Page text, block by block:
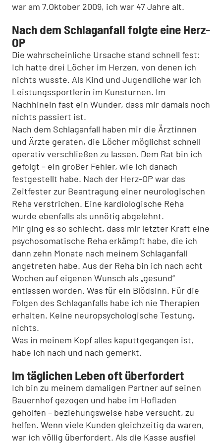
war am 7.Oktober 2009, ich war 47 Jahre alt.
Nach dem Schlaganfall folgte eine Herz-
OP
Die wahrscheinliche Ursache stand schnell fest:
Ich hatte drei Löcher im Herzen, von denen ich
nichts wusste. Als Kind und Jugendliche war ich
Leistungssportlerin im Kunsturnen. Im
Nachhinein fast ein Wunder, dass mir damals noch
nichts passiert ist.
Nach dem Schlaganfall haben mir die Ärztinnen
und Ärzte geraten, die Löcher möglichst schnell
operativ verschließen zu lassen. Dem Rat bin ich
gefolgt – ein großer Fehler, wie ich danach
festgestellt habe. Nach der Herz-OP war das
Zeitfester zur Beantragung einer neurologischen
Reha verstrichen. Eine kardiologische Reha
wurde ebenfalls als unnötig abgelehnt.
Mir ging es so schlecht, dass mir letzter Kraft eine
psychosomatische Reha erkämpft habe, die ich
dann zehn Monate nach meinem Schlaganfall
angetreten habe. Aus der Reha bin ich nach acht
Wochen auf eigenen Wunsch als „gesund“
entlassen worden. Was für ein Blödsinn. Für die
Folgen des Schlaganfalls habe ich nie Therapien
erhalten. Keine neuropsychologische Testung,
nichts.
Was in meinem Kopf alles kaputtgegangen ist,
habe ich nach und nach gemerkt.
Im täglichen Leben oft überfordert
Ich bin zu meinem damaligen Partner auf seinen
Bauernhof gezogen und habe im Hofladen
geholfen – beziehungsweise habe versucht, zu
helfen. Wenn viele Kunden gleichzeitig da waren,
war ich völlig überfordert. Als die Kasse ausfiel